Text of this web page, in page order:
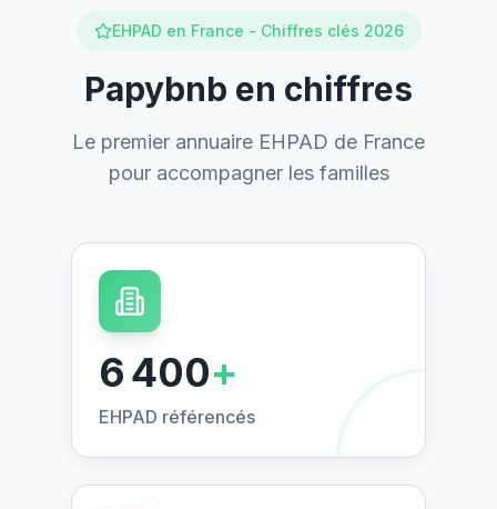
EHPAD en France - Chiffres clés 2026
Papybnb en chiffres
Le premier annuaire EHPAD de France
pour accompagner les familles
6 400+
EHPAD référencés